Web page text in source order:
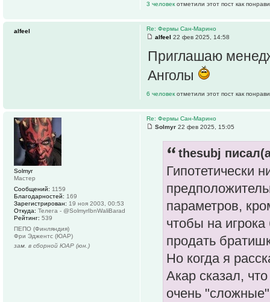
3 человек отметили этот пост как
Re: Фермы Сан-Марино
alfeel 22 фев 2025, 14:58
Приглашаю
Анголы
6 человек отметили этот пост как
alfeel
Re: Фермы Сан-Марино
Solmyr 22 фев 2025, 15:05
thesubj
Гипотетически
параметров,
чтобы на
продать
Но когда я
Акар сказал,
очень
Solmyr
Мастер
Сообщений: 1159
Благодарностей: 169
Зарегистрирован: 19 ноя 2003, 00:53
Откуда: Телега - @SolmyrIbnWaliBarad
Рейтинг: 539
ПЕПО (Финляндия)
Фри Эджентс (ЮАР)
зам. в сборной ЮАР (юн.)